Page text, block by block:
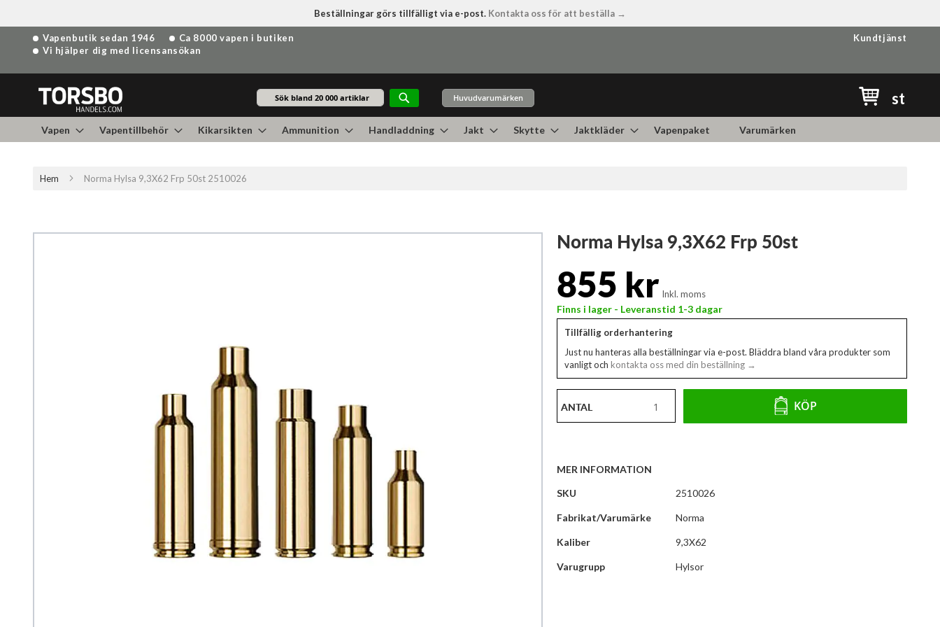
Beställningar görs tillfälligt via e-post. Kontakta oss för att beställa →
Hoppa
till
Vapenbutik sedan 1946
Ca 8000 vapen i butiken
Vi hjälper dig med licensansökan
Kundtjänst
Sök
Huvudvarumärken st
Vapen Vapentillbehör Kikarsikten Ammunition Handladdning Jakt Skytte Jaktkläder Vapenpaket Varumärken
Hem Norma Hylsa 9,3X62 Frp 50st 2510026
Norma Hylsa 9,3X62 Frp 50st
855 kr Inkl. moms
Finns i lager - Leveranstid 1-3 dagar
Tillfällig orderhantering
Just nu hanteras alla beställningar via e-post. Bläddra bland våra produkter som
vanligt och kontakta oss med din beställning →
ANTAL KÖP
MER INFORMATION
Mer
SKU 2510026
Fabrikat/Varumärke Norma
Kaliber 9,3X62
Varugrupp Hylsor